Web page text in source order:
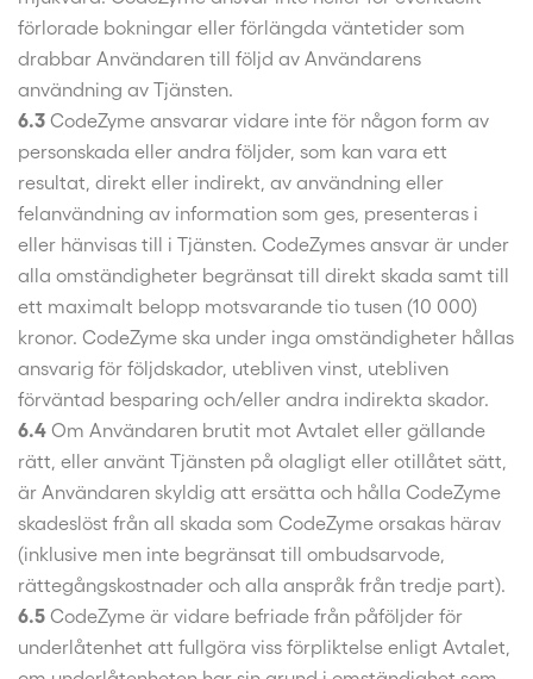
förlorade bokningar eller förlängda väntetider som
drabbar Användaren till följd av Användarens
användning av Tjänsten.
6.3 CodeZyme ansvarar vidare inte för någon form av
personskada eller andra följder, som kan vara ett
resultat, direkt eller indirekt, av användning eller
felanvändning av information som ges, presenteras i
eller hänvisas till i Tjänsten. CodeZymes ansvar är under
alla omständigheter begränsat till direkt skada samt till
ett maximalt belopp motsvarande tio tusen (10 000)
kronor. CodeZyme ska under inga omständigheter hållas
ansvarig för följdskador, utebliven vinst, utebliven
förväntad besparing och/eller andra indirekta skador.
6.4 Om Användaren brutit mot Avtalet eller gällande
rätt, eller använt Tjänsten på olagligt eller otillåtet sätt,
är Användaren skyldig att ersätta och hålla CodeZyme
skadeslöst från all skada som CodeZyme orsakas härav
(inklusive men inte begränsat till ombudsarvode,
rättegångskostnader och alla anspråk från tredje part).
6.5 CodeZyme är vidare befriade från påföljder för
underlåtenhet att fullgöra viss förpliktelse enligt Avtalet,